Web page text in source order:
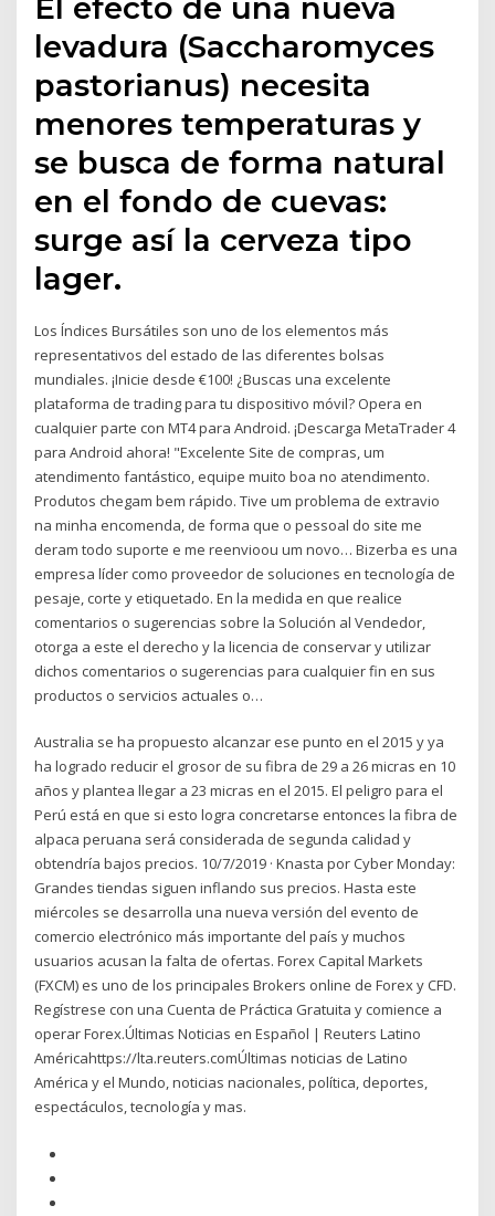
levadura (Saccharomyces
pastorianus) necesita
menores temperaturas y
se busca de forma natural
en el fondo de cuevas:
surge así la cerveza tipo
lager.
Los Índices Bursátiles son uno de los elementos más
representativos del estado de las diferentes bolsas
mundiales. ¡Inicie desde €100! ¿Buscas una excelente
plataforma de trading para tu dispositivo móvil? Opera en
cualquier parte con MT4 para Android. ¡Descarga MetaTrader 4
para Android ahora! "Excelente Site de compras, um
atendimento fantástico, equipe muito boa no atendimento.
Produtos chegam bem rápido. Tive um problema de extravio
na minha encomenda, de forma que o pessoal do site me
deram todo suporte e me reenvioou um novo… Bizerba es una
empresa líder como proveedor de soluciones en tecnología de
pesaje, corte y etiquetado. En la medida en que realice
comentarios o sugerencias sobre la Solución al Vendedor,
otorga a este el derecho y la licencia de conservar y utilizar
dichos comentarios o sugerencias para cualquier fin en sus
productos o servicios actuales o…
Australia se ha propuesto alcanzar ese punto en el 2015 y ya
ha logrado reducir el grosor de su fibra de 29 a 26 micras en 10
años y plantea llegar a 23 micras en el 2015. El peligro para el
Perú está en que si esto logra concretarse entonces la fibra de
alpaca peruana será considerada de segunda calidad y
obtendría bajos precios. 10/7/2019 · Knasta por Cyber Monday:
Grandes tiendas siguen inflando sus precios. Hasta este
miércoles se desarrolla una nueva versión del evento de
comercio electrónico más importante del país y muchos
usuarios acusan la falta de ofertas. Forex Capital Markets
(FXCM) es uno de los principales Brokers online de Forex y CFD.
Regístrese con una Cuenta de Práctica Gratuita y comience a
operar Forex.Últimas Noticias en Español | Reuters Latino
Américahttps://lta.reuters.comÚltimas noticias de Latino
América y el Mundo, noticias nacionales, política, deportes,
espectáculos, tecnología y mas.